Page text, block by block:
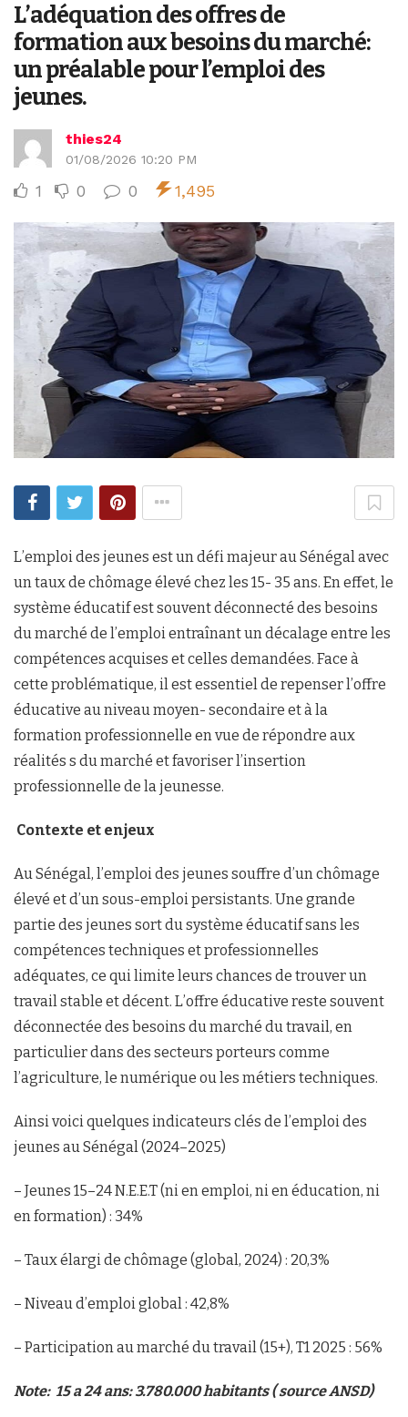
L’adéquation des offres de
formation aux besoins du marché:
un préalable pour l’emploi des
jeunes.
thies24
01/08/2026 10:20 PM
1 0 0 1,495
L’emploi des jeunes est un défi majeur au Sénégal avec
un taux de chômage élevé chez les 15- 35 ans. En effet, le
système éducatif est souvent déconnecté des besoins
du marché de l’emploi entraînant un décalage entre les
compétences acquises et celles demandées. Face à
cette problématique, il est essentiel de repenser l’offre
éducative au niveau moyen- secondaire et à la
formation professionnelle en vue de répondre aux
réalités s du marché et favoriser l’insertion
professionnelle de la jeunesse.
Contexte et enjeux
Au Sénégal, l’emploi des jeunes souffre d’un chômage
élevé et d’un sous-emploi persistants. Une grande
partie des jeunes sort du système éducatif sans les
compétences techniques et professionnelles
adéquates, ce qui limite leurs chances de trouver un
travail stable et décent. L’offre éducative reste souvent
déconnectée des besoins du marché du travail, en
particulier dans des secteurs porteurs comme
l’agriculture, le numérique ou les métiers techniques.
Ainsi voici quelques indicateurs clés de l’emploi des
jeunes au Sénégal (2024–2025)
– Jeunes 15–24 N.E.E.T (ni en emploi, ni en éducation, ni
en formation) : 34%
– Taux élargi de chômage (global, 2024) : 20,3%
– Niveau d’emploi global : 42,8%
– Participation au marché du travail (15+), T1 2025 : 56%
Note: 15 a 24 ans: 3.780.000 habitants( source ANSD)